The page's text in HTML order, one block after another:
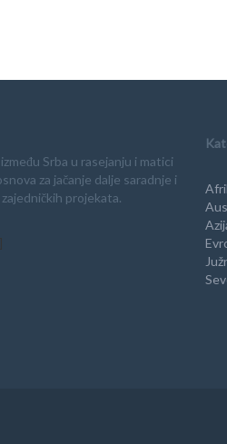
Srba u rasejanju i matici
za jačanje dalje saradnje i
projekata.